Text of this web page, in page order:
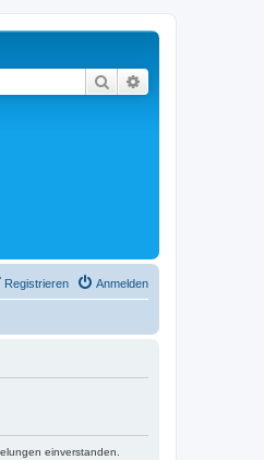
Suche
Anmelden
Registrieren
einverstanden.